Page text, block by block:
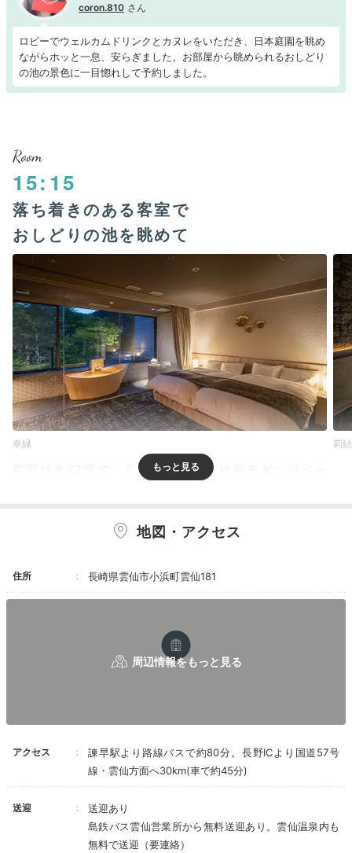
coron.810
ロビーでウェルカムドリンクとカヌレをいただき、日本庭園を眺め
ながらホッと一息、安らぎました。お部屋から眺められるおしどり
の池の景色に一目惚れして予約しました。
Room
15:15
落ち着きのある客室で
おしどりの池を眺めて
幸緑 莉結
客室は全27室で、広々とした和室や和モダンがベー
まれる貴賓室など、家族やグループでの選択肢も豊富で
す。四季折々の池の景色が楽しめるお部屋も揃っていま
2015年にリニューアルした「莉結」に宿泊。お部屋の
16:00
お部屋の露天風呂で
地図・アクセス
住所 長崎県雲仙市小浜町雲仙181
アクセス
諫早駅より路線バスで約80分。長野ICより国道57号
線・雲仙方面へ30km(車で約45分)
送迎
送迎あり
島鉄バス雲仙営業所から無料送迎あり。雲仙温泉内も
無料で送迎（要連絡）